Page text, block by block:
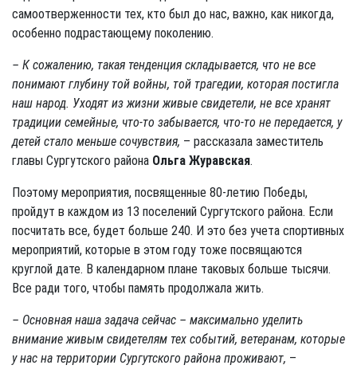
самоотверженности тех, кто был до нас, важно, как никогда,
особенно подрастающему поколению.
– К сожалению, такая тенденция складывается, что не все
понимают глубину той войны, той трагедии, которая постигла
наш народ. Уходят из жизни живые свидетели, не все хранят
традиции семейные, что-то забывается, что-то не передается, у
детей стало меньше сочувствия, – рассказала заместитель
главы Сургутского района Ольга Журавская.
Поэтому мероприятия, посвященные 80-летию Победы,
пройдут в каждом из 13 поселений Сургутского района. Если
посчитать все, будет больше 240. И это без учета спортивных
мероприятий, которые в этом году тоже посвящаются
круглой дате. В календарном плане таковых больше тысячи.
Все ради того, чтобы память продолжала жить.
– Основная наша задача сейчас – максимально уделить
внимание живым свидетелям тех событий, ветеранам, которые
у нас на территории Сургутского района проживают, –